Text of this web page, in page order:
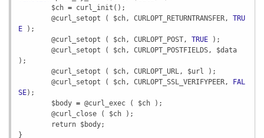
$ch = curl_init ();
@curl_setopt ( $ch, CURLOPT_RETURNTRANSFER, TRU
E );
@curl_setopt ( $ch, CURLOPT_POST, TRUE );
@curl_setopt ( $ch, CURLOPT_POSTFIELDS, $data
);
@curl_setopt ( $ch, CURLOPT_URL, $url );
@curl_setopt ( $ch, CURLOPT_SSL_VERIFYPEER,
FAL
SE);
$body = @curl_exec ( $ch );
@curl_close ( $ch );
return $body;
}